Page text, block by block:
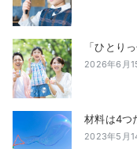
「ひとり
2026年6月
材料は4つ
2023年5月